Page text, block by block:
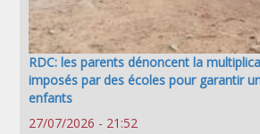
RDC: les parents dénoncent la
imposés par des écoles pour garantir
enfants
27/07/2026 - 21:52